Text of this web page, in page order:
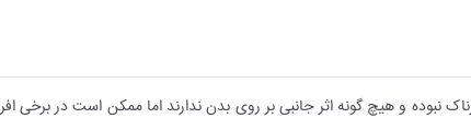
نبوده و هیچ گونه اثر جانبی بر روی بدن ندارند اما ممکن است در